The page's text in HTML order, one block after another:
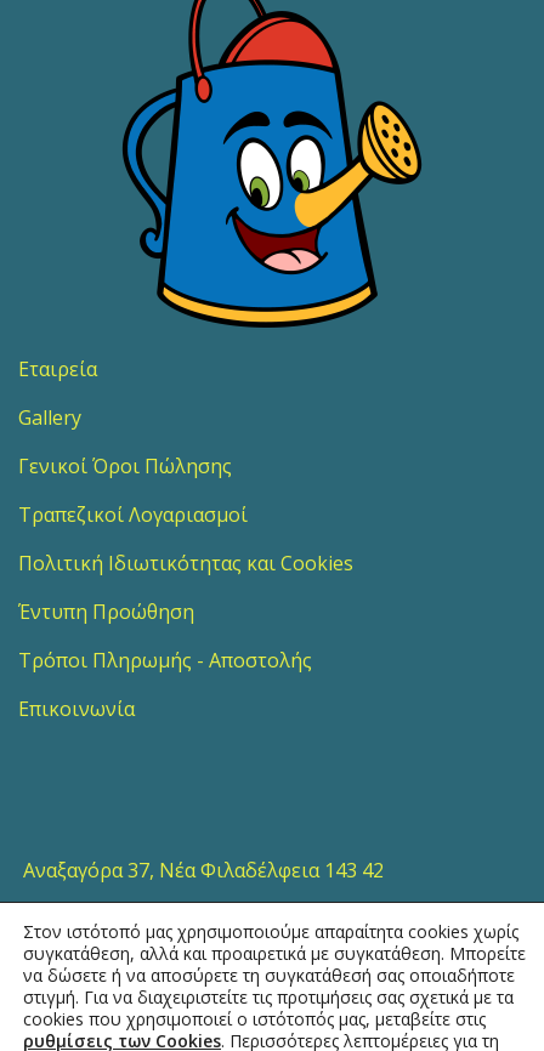
Εταιρεία
Gallery
Γενικοί Όροι Πώλησης
Τραπεζικοί Λογαριασμοί
Πολιτική Ιδιωτικότητας και Cookies
Έντυπη Προώθηση
Τρόποι Πληρωμής - Αποστολής
Επικοινωνία
Αναξαγόρα 37, Νέα Φιλαδέλφεια 143 42
210 25 32 554
sales@topotistiraki.gr
Στον ιστότοπό μας χρησιμοποιούμε απαραίτητα cookies χωρίς
συγκατάθεση, αλλά και προαιρετικά με συγκατάθεση. Μπορείτε
να δώσετε ή να αποσύρετε τη συγκατάθεσή σας οποιαδήποτε
στιγμή. Για να διαχειριστείτε τις προτιμήσεις σας σχετικά με τα
cookies που χρησιμοποιεί ο ιστότοπός μας, μεταβείτε στις
ρυθμίσεις των Cookies. Περισσότερες λεπτομέρειες για τη